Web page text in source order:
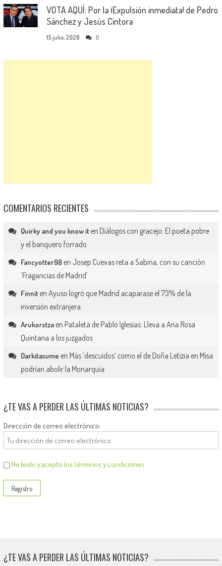
VOTA AQUÍ: Por la ¡Expulsión inmediata! de Pedro
Sánchez y Jesús Cintora
15 julio, 2026 0
COMENTARIOS RECIENTES
Quirky and you know iten Diálogos con gracejo: El poeta pobre
y el banquero forrado
Fancyotter98en Josep Cuevas reta a Sabina, con su canción
‘Fragancias de Madrid’
Finniten Ayuso logró que Madrid acaparase el 73% de la
inversión extranjera
Arukorstzaen Pataleta de Pablo Iglesias: Lleva a Ana Rosa
Quintana a los juzgados
Darkitasume en Más ‘descuidos’ como el de Doña Letizia en Misa
podrían abolir la Monarquía
¿TE VAS A PERDER LAS ÚLTIMAS NOTICIAS?
Dirección de correo electrónico:
He leído y acepto los términos y condiciones
¿TE VAS A PERDER LAS ÚLTIMAS NOTICIAS?